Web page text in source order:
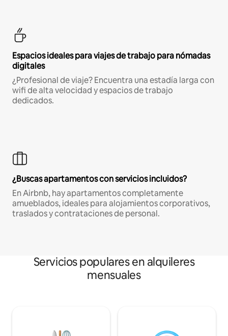
Espacios ideales para viajes de trabajo para nómadas
digitales
¿Profesional de viaje? Encuentra una estadía larga con
wifi de alta velocidad y espacios de trabajo
dedicados.
¿Buscas apartamentos con servicios incluidos?
En Airbnb, hay apartamentos completamente
amueblados, ideales para alojamientos corporativos,
traslados y contrataciones de personal.
Servicios populares en alquileres
mensuales